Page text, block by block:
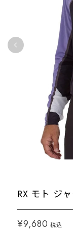
RX モト ジ
¥9,680 税込